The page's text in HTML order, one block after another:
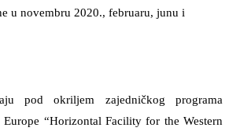
u novembru 2020., februaru, junu i
pod okriljem zajedničkog programa
“Horizontal Facility for the Western